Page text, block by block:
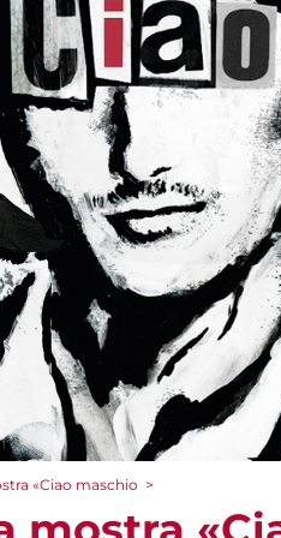
«Ciao maschio >